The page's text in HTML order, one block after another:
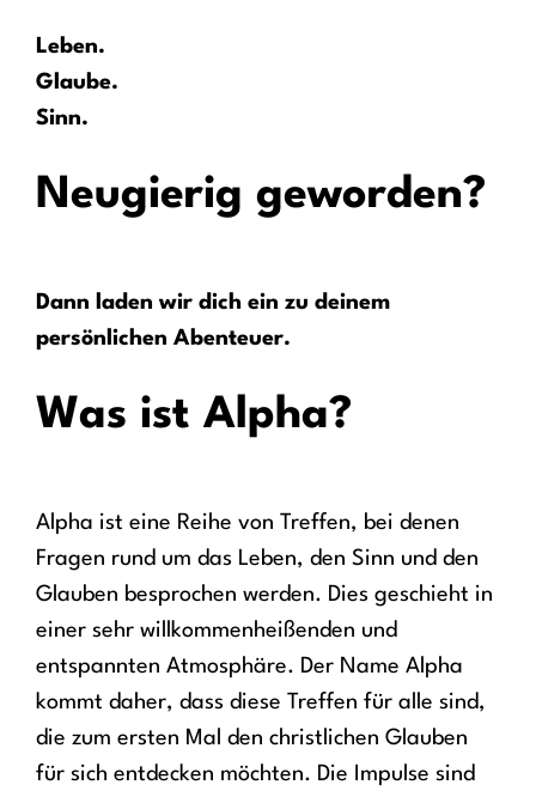
Leben.
Glaube.
Sinn.
Neugierig geworden?
Dann laden wir dich ein zu deinem
persönlichen Abenteuer.
Was ist Alpha?
Alpha ist eine Reihe von Treffen, bei denen
Fragen rund um das Leben, den Sinn und den
Glauben besprochen werden. Dies geschieht in
einer sehr willkommenheißenden und
entspannten Atmosphäre. Der Name Alpha
kommt daher, dass diese Treffen für alle sind,
die zum ersten Mal den christlichen Glauben
für sich entdecken möchten. Die Impulse sind